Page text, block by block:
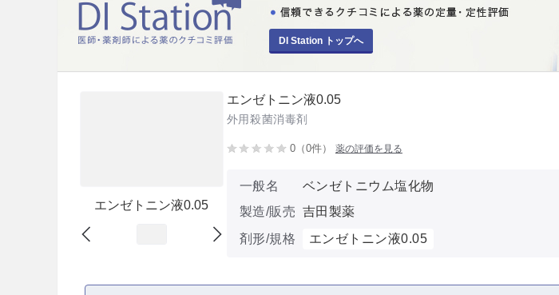
DI Station トップへ
エンゼトニン液0.05
エンゼトニン液0.05
外用殺菌消毒剤
0（0件） 薬の評価を見る
一般名
ベンゼトニウム塩化物
製造/販売 吉田製薬
剤形/規格
エンゼトニン液0.05